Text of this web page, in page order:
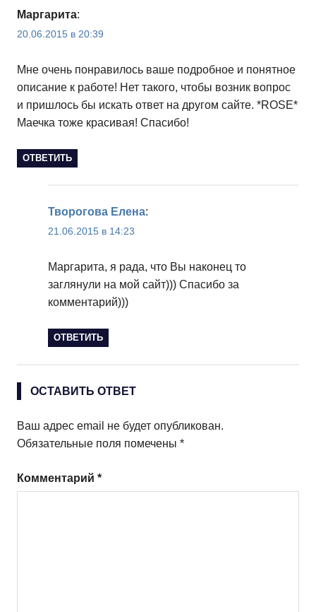
Маргарита:
20.06.2015 в 20:39
Мне очень понравилось ваше подробное и понятное
описание к работе! Нет такого, чтобы возник вопрос
и пришлось бы искать ответ на другом сайте. *ROSE*
Маечка тоже красивая! Спасибо!
ОТВЕТИТЬ
Творогова Елена:
21.06.2015 в 14:23
Маргарита, я рада, что Вы наконец то
заглянули на мой сайт))) Спасибо за
комментарий)))
ОТВЕТИТЬ
ОСТАВИТЬ ОТВЕТ
Ваш адрес email не будет опубликован.
Обязательные поля помечены *
Комментарий *